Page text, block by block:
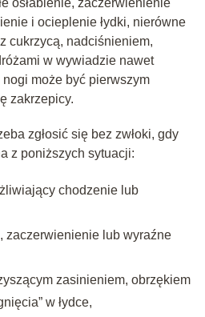
osłabienie, zaczerwienienie
i ocieplenie łydki, nierówne
cukrzycą, nadciśnieniem,
w wywiadzie nawet
nogi może być pierwszym
zakrzepicy.
zgłosić się bez zwłoki, gdy
z poniższych sytuacji:
chodzenie lub
zaczerwienienie lub wyraźne
zasinieniem, obrzękiem
w łydce,